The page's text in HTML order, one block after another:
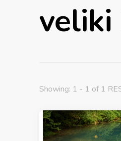
veliki
Showing: 1 - 1 of 1